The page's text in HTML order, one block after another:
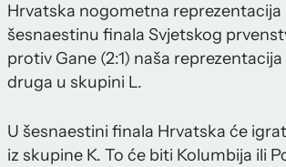
Hrvatska nogometna reprezentacija
šesnaestinu finala Svjetskog
protiv Gane (2:1) naša
druga u skupini L.
U šesnaestini finala Hrvatska će
iz skupine K. To će biti Kolumbija ili